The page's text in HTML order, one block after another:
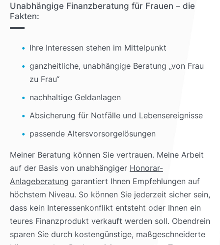
Unabhängige Finanzberatung für Frauen – die
Fakten:
Ihre Interessen stehen im Mittelpunkt
ganzheitliche, unabhängige Beratung „von Frau
zu Frau“
nachhaltige Geldanlagen
Absicherung für Notfälle und Lebensereignisse
passende Altersvorsorgelösungen
Meiner Beratung können Sie vertrauen. Meine Arbeit
auf der Basis von unabhängiger Honorar-
Anlageberatung garantiert Ihnen Empfehlungen auf
höchstem Niveau. So können Sie jederzeit sicher sein,
dass kein Interessenkonflikt entsteht oder Ihnen ein
teures Finanzprodukt verkauft werden soll. Obendrein
sparen Sie durch kostengünstige, maßgeschneiderte